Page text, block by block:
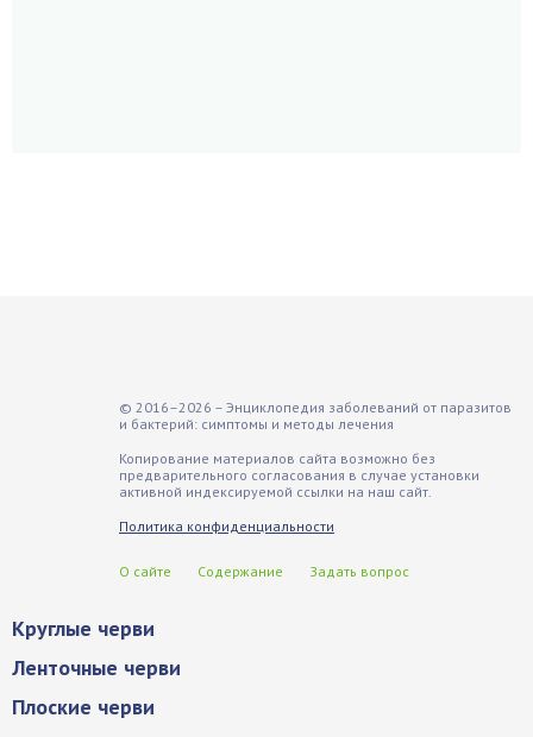
© 2016–2026 – Энциклопедия заболеваний от паразитов
и бактерий: симптомы и методы лечения
Копирование материалов сайта возможно без
предварительного согласования в случае установки
активной индексируемой ссылки на наш сайт.
Политика конфиденциальности
О сайте Содержание Задать вопрос
Круглые черви
Ленточные черви
Плоские черви